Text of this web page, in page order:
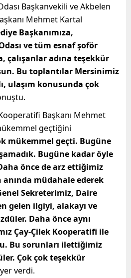
Başkanvekili ve Akbelen
Mehmet Kartal
Başkanımıza,
ve tüm esnaf şoför
çalışanlar adına teşekkür
Bu toplantılar Mersinimiz
ulaşım konusunda çok
Başkanı Mehmet
geçtiğini
mükemmel geçti. Bugüne
Bugüne kadar öyle
önce de arz ettiğimiz
anında müdahale ederek
Sekreterimiz, Daire
gelen ilgiyi, alakayı ve
Daha önce aynı
Çay-Çilek Kooperatifi ile
Bu sorunları ilettiğimiz
Çok çok teşekkür
verdi.